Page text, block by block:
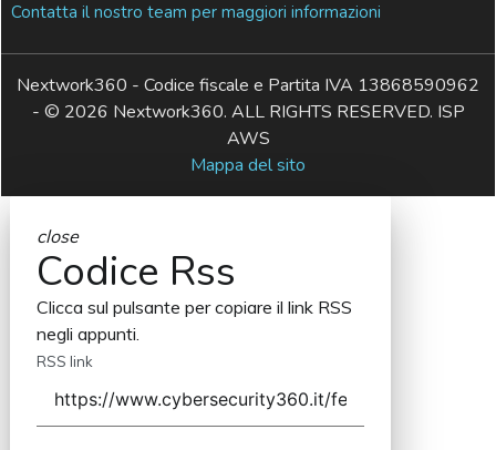
Contatta il nostro team per maggiori informazioni
Nextwork360 - Codice fiscale e Partita IVA 13868590962
- © 2026 Nextwork360. ALL RIGHTS RESERVED. ISP
AWS
Mappa del sito
close
Codice Rss
Clicca sul pulsante per copiare il link RSS
negli appunti.
RSS link